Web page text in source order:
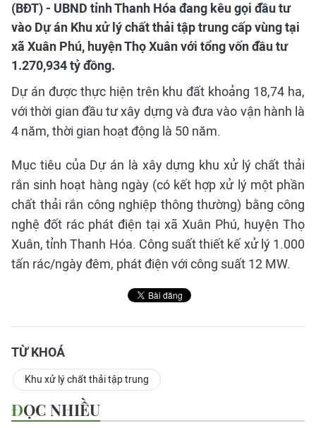
(BĐT) - UBND tỉnh Thanh Hóa đang kêu gọi đầu tư
vào Dự án Khu xử lý chất thải tập trung cấp vùng tại
xã Xuân Phú, huyện Thọ Xuân với tổng vốn đầu tư
1.270,934 tỷ đồng.
Dự án được thực hiện trên khu đất khoảng 18,74 ha,
với thời gian đầu tư xây dựng và đưa vào vận hành là
4 năm, thời gian hoạt động là 50 năm.
Mục tiêu của Dự án là xây dựng khu xử lý chất thải
rắn sinh hoạt hàng ngày (có kết hợp xử lý một phần
chất thải rắn công nghiệp thông thường) bằng công
nghệ đốt rác phát điện tại xã Xuân Phú, huyện Thọ
Xuân, tỉnh Thanh Hóa. Công suất thiết kế xử lý 1.000
tấn rác/ngày đêm, phát điện với công suất 12 MW.
TỪ KHOÁ
Khu xử lý chất thải tập trung
ĐỌC NHIỀU